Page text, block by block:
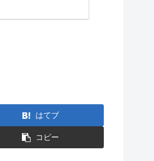
はてブ
コピー